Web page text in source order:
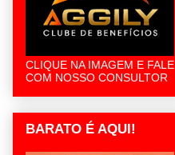
CLIQUE NA IMAGEM E FALE
COM NOSSO CONSULTOR
BARATO É AQUI!